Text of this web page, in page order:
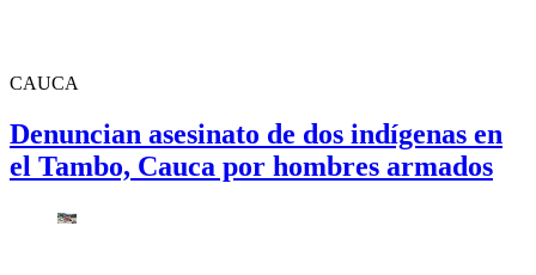
CAUCA
Denuncian asesinato de dos indígenas en
el Tambo, Cauca por hombres armados